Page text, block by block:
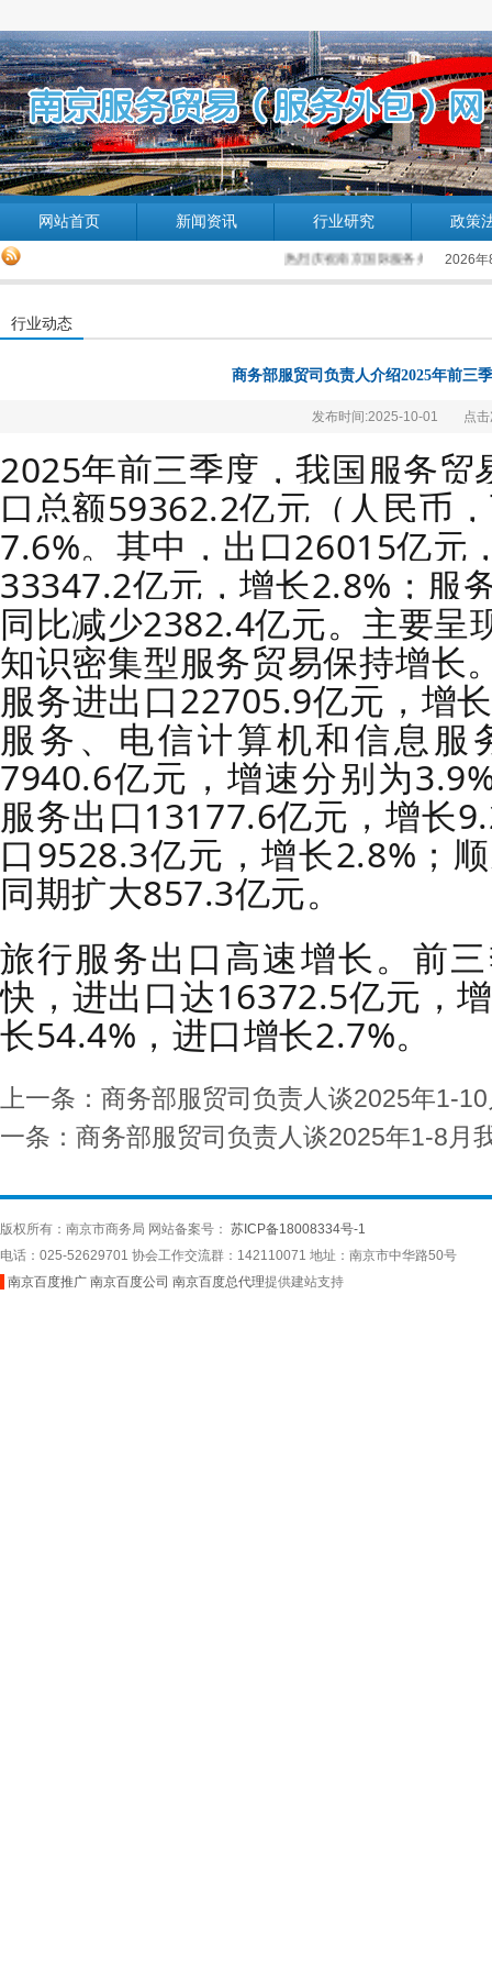
网站首页 新闻资讯 行业研究 政策
热烈庆祝南京国际服务外包企业协
2026年
行业动态
商务部服贸司负责人介绍2025年前三
发布时间:2025-10-01 点
2025年前三季度，我国服务贸
口总额59362.2亿元（人民币
7.6%。其中，出口26015亿元
33347.2亿元，增长2.8%；服
同比减少2382.4亿元。主要呈
知识密集型服务贸易保持增长
服务进出口22705.9亿元，增
服务、电信计算机和信息服
7940.6亿元，增速分别为
服务出口13177.6亿元，增长
口9528.3亿元，增长2.8%；
同期扩大857.3亿元。
旅行服务出口高速增长。前
快，进出口达16372.5亿元，
长54.4%，进口增长2.7%。
上一条：商务部服贸司负责人谈2025年1-
一条：商务部服贸司负责人谈2025年1-8月
版权所有：南京市商务局 网站备案号： 苏ICP备18008334号-1
电话：025-52629701 协会工作交流群：142110071 地址：南京市中华路50号
南京百度推广 南京百度公司 南京百度总代理提供建站支持